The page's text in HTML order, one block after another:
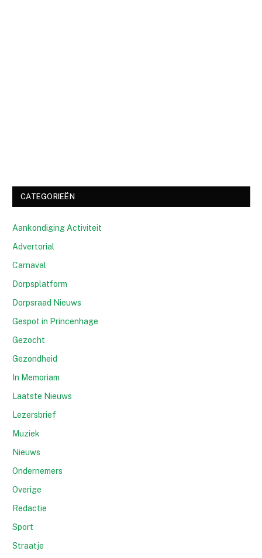
CATEGORIEËN
Aankondiging Activiteit
Advertorial
Carnaval
Dorpsplatform
Dorpsraad Nieuws
Gespot in Princenhage
Gezocht
Gezondheid
In Memoriam
Laatste Nieuws
Lezersbrief
Muziek
Nieuws
Ondernemers
Overige
Redactie
Sport
Straatje